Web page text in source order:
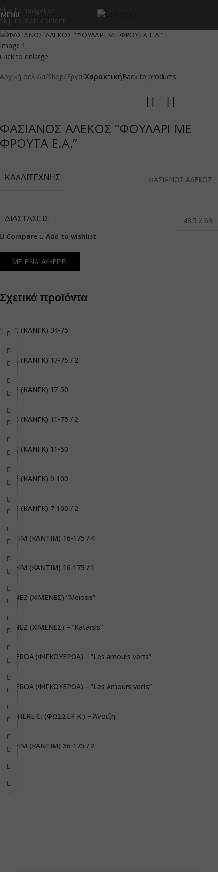
Skip to navigation
Skip to main content
MENU
Click to enlarge
Αρχική σελίδα Shop Έργα ΧαρακτικήBack to products
ΦΑΣΙΑΝΟΣ ΑΛΕΚΟΣ “ΦΟΥΛΑΡΙ ΜΕ
ΦΡΟΥΤΑ Ε.Α.”
ΚΑΛΛΙΤΈΧΝΗΣ ΦΑΣΙΑΝΟΣ ΑΛΕΚΟΣ
ΔΙΑΣΤΆΣΕΙΣ
48.5 X 63
Compare
Add to wishlist
ΜΕ ΕΝΔΙΑΦΕΡΕΙ
Σχετικά προϊόντα
KANG (ΚΑΝΓΚ) 34-75
KANG (ΚΑΝΓΚ) 17-75 / 2
KANG (ΚΑΝΓΚ) 17-50
KANG (ΚΑΝΓΚ) 11-75 / 2
KANG (ΚΑΝΓΚ) 11-50
KANG (ΚΑΝΓΚ) 9-100
KANG (ΚΑΝΓΚ) 7-100 / 2
KADHIM (ΚΑΝΤΙΜ) 16-175 / 4
KADHIM (ΚΑΝΤΙΜ) 16-175 / 1
JIMENEZ (ΧΙΜΕΝΕΣ) ”Meiosis”
JIMENEZ (ΧΙΜΕΝΕΣ) – ”Katarsis”
FIGUEROA (ΦΙΓΚΟΥΕΡΟΑ) – ”Les amours verts”
FIGUEROA (ΦΙΓΚΟΥΕΡΟΑ) – ”Les Amours verts”
FAUCHERE C. (ΦΩΣΣΕΡ K.) – Άνοιξη
KADHIM (ΚΑΝΤΙΜ) 36-175 / 2